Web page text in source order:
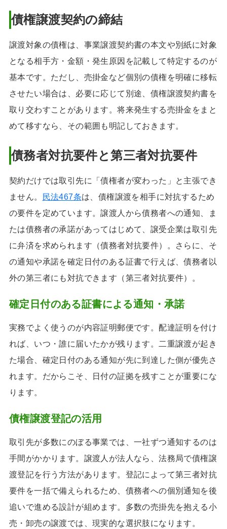
債権譲渡契約の締結
譲渡対象の債権は、事業譲渡契約書の本文や別紙に対象
となる相手方・金額・発生原因を記載して特定するのが
基本です。ただし、売掛金など個別の債権を明確に移転
させたい場合は、必要に応じて別途、債権譲渡契約書を
取り交わすことがあります。将来発生する売掛金をまと
めて移すなら、その範囲も明記しておきます。
債務者対抗要件と第三者対抗要件
契約だけでは取引先に「債権者が変わった」と主張でき
ません。
民法467条は、債権譲渡を相手に対抗するため
の要件を定めています。譲渡人から債務者への通知、ま
たは債務者の承諾があってはじめて、譲受企業は取引先
に弁済を求められます（債務者対抗要件）。さらに、そ
の通知や承諾を確定日付のある証書で行えば、債務者以
外の第三者にも対抗できます（第三者対抗要件）。
確定日付のある証書による通知・承諾
実務でよく使うのが内容証明郵便です。配達証明を付け
れば、いつ・誰に届いたかが残ります。二重譲渡が起き
た場合、確定日付のある通知が先に到達した側が優先さ
れます。だからこそ、日付の証拠を残すことが重要にな
ります。
債権譲渡登記の活用
取引先が多数にのぼる事業では、一社ずつ通知するのは
手間がかかります。譲渡人が法人なら、法務局で債権譲
渡登記を行う方法があります。登記によって第三者対抗
要件を一括で備えられるため、債務者への個別通知を後
追いで進める設計が組めます。多数の売掛先を抱える小
売・卸売の譲渡では、現実的な選択肢になります。